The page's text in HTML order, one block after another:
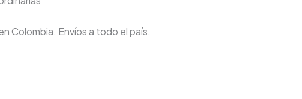
Colombia. Envíos a todo el país.